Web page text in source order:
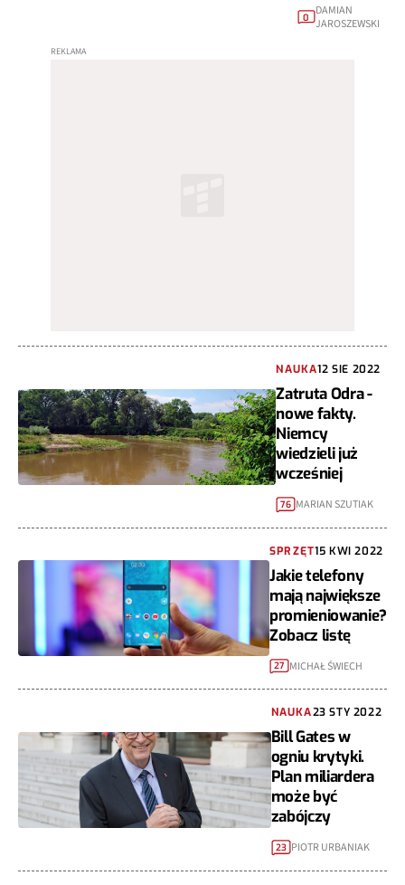
0 DAMIAN
JAROSZEWSKI
NAUKA12 SIE 2022
Zatruta Odra -
nowe fakty.
Niemcy
wiedzieli już
wcześniej
76 MARIAN SZUTIAK
SPRZĘT15 KWI 2022
Jakie telefony
mają największe
promieniowanie?
Zobacz listę
27 MICHAŁ ŚWIECH
NAUKA23 STY 2022
Bill Gates w
ogniu krytyki.
Plan miliardera
może być
zabójczy
23 PIOTR URBANIAK